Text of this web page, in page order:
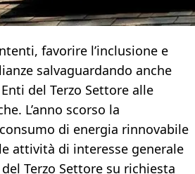
favorire l’inclusione e
salvaguardando anche
del Terzo Settore alle
L’anno scorso la
di energia rinnovabile
attività di interesse generale
Terzo Settore su richiesta